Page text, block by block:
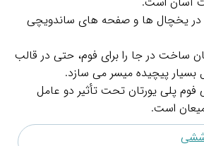
در يخچال ها و صفحه هاي ساندويچي
ساخت در جا را براي فوم، حتي در قالب
بسيار پيچيده ميسر مي سازد.
فوم پلي يورتان تحت تأثير دو عامل